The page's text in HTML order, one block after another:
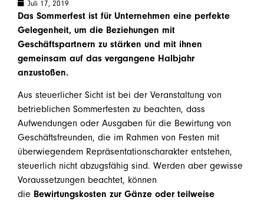
Juli 17, 2019
Das Sommerfest ist für Unternehmen eine perfekte
Gelegenheit, um die Beziehungen mit
Geschäftspartnern zu stärken und mit ihnen
gemeinsam auf das vergangene Halbjahr
anzustoßen.
Aus steuerlicher Sicht ist bei der Veranstaltung von
betrieblichen Sommerfesten zu beachten, dass
Aufwendungen oder Ausgaben für die Bewirtung von
Geschäftsfreunden, die im Rahmen von Festen mit
überwiegendem Repräsentationscharakter entstehen,
steuerlich nicht abzugsfähig sind. Werden aber gewisse
Voraussetzungen beachtet, können
die Bewirtungskosten zur Gänze oder teilweise